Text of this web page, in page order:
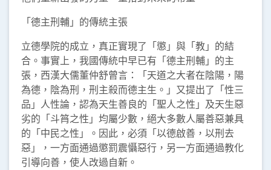
「德主刑輔」的傳統主張
立德學院的成立，真正實現了「懲」與「教」的結
合。事實上，我國傳統中早已有「德主刑輔」的主
張，西漢大儒董仲舒曾言：「天道之大者在陰陽，陽
為德，陰為刑，刑主殺而德主生。」又提出了「性三
品」人性論，認為天生善良的「聖人之性」及天生惡
劣的「斗筲之性」均屬少數，絕大多數人屬善惡兼具
的「中民之性」。因此，必須「以德啟善，以刑去
惡」，一方面通過懲罰震懾惡行，另一方面通過教化
引導向善，使人改過自新。